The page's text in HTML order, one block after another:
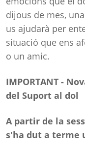
dijous de mes,
us ajudarà per
situació que ens
o un amic.
IMPORTANT -
del Suport al dol
A partir de la
s'ha dut a terme